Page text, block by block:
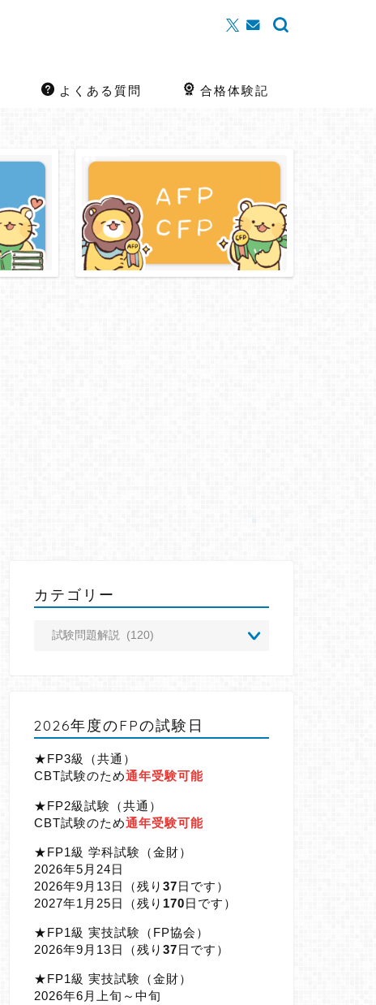
よくある質問 合格体験記
カテゴリー
2026年度のFPの試験日
★FP3級（共通）
CBT試験のため通年受験可能
★FP2級試験（共通）
CBT試験のため通年受験可能
★FP1級 学科試験（金財）
2026年5月24日
2026年9月13日（残り 37日です）
2027年1月25日（残り 170日です）
★FP1級 実技試験（FP協会）
2026年9月13日（残り 37日です）
★FP1級 実技試験（金財）
2026年6月上旬～中旬